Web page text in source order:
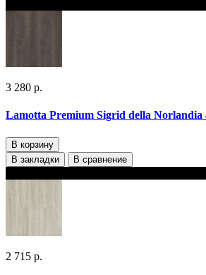
3 280 р.
Lamotta Premium Sigrid della Norlandia
В корзину
В закладки
В сравнение
2 715 р.